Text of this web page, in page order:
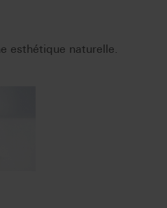
esthétique naturelle.